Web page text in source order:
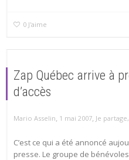
0 J'aime
Zap Québec arrive à
d’accès
Mario Asselin, 1 mai 2007, Je partage,
C’est ce qui a été annoncé
presse. Le groupe de